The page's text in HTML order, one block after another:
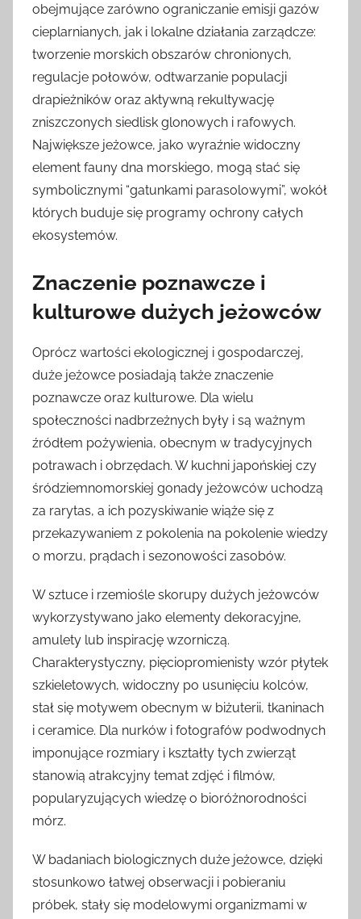
obejmujące zarówno ograniczanie emisji gazów
cieplarnianych, jak i lokalne działania zarządcze:
tworzenie morskich obszarów chronionych,
regulacje połowów, odtwarzanie populacji
drapieżników oraz aktywną rekultywację
zniszczonych siedlisk glonowych i rafowych.
Największe jeżowce, jako wyraźnie widoczny
element fauny dna morskiego, mogą stać się
symbolicznymi “gatunkami parasolowymi”, wokół
których buduje się programy ochrony całych
ekosystemów.
Znaczenie poznawcze i
kulturowe dużych jeżowców
Oprócz wartości ekologicznej i gospodarczej,
duże jeżowce posiadają także znaczenie
poznawcze oraz kulturowe. Dla wielu
społeczności nadbrzeżnych były i są ważnym
źródłem pożywienia, obecnym w tradycyjnych
potrawach i obrzędach. W kuchni japońskiej czy
śródziemnomorskiej gonady jeżowców uchodzą
za rarytas, a ich pozyskiwanie wiąże się z
przekazywaniem z pokolenia na pokolenie wiedzy
o morzu, prądach i sezonowości zasobów.
W sztuce i rzemiośle skorupy dużych jeżowców
wykorzystywano jako elementy dekoracyjne,
amulety lub inspirację wzorniczą.
Charakterystyczny, pięciopromienisty wzór płytek
szkieletowych, widoczny po usunięciu kolców,
stał się motywem obecnym w biżuterii, tkaninach
i ceramice. Dla nurków i fotografów podwodnych
imponujące rozmiary i kształty tych zwierząt
stanowią atrakcyjny temat zdjęć i filmów,
popularyzujących wiedzę o bioróżnorodności
mórz.
W badaniach biologicznych duże jeżowce, dzięki
stosunkowo łatwej obserwacji i pobieraniu
próbek, stały się modelowymi organizmami w